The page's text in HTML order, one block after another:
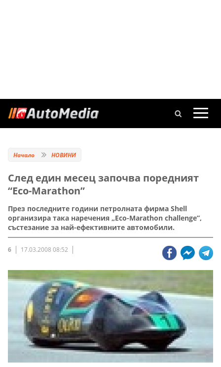
Начало НОВИНИ
След един месец започва поредният
“Eco-Marathon”
През последните години петролната фирма Shell
организира така наречения „Eco-Marathon challenge”,
състезание за най-ефективните автомобили.
6 17.03.2008 08:52